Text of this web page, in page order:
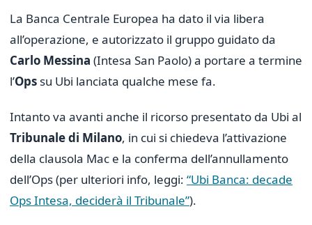
La Banca Centrale Europea ha dato il via libera
all’operazione, e autorizzato il gruppo guidato da
Carlo Messina (Intesa San Paolo) a portare a termine
l’Opssu Ubi lanciata qualche mese fa.
Intanto va avanti anche il ricorso presentato da Ubi al
Tribunale di Milano, in cui si chiedeva l’attivazione
della clausola Mac e la conferma dell’annullamento
dell’Ops (per ulteriori info, leggi: “Ubi Banca: decade
Ops Intesa, deciderà il Tribunale”).